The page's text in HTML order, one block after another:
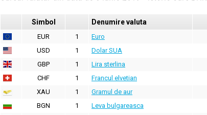
Simbol Denumire valuta
EUR 1 Euro
USD
1 Dolar SUA
GBP
1 Lira sterlina
CHF
1 Francul elvetian
XAU
1 Gramul de aur
BGN
1 Leva bulgareasca